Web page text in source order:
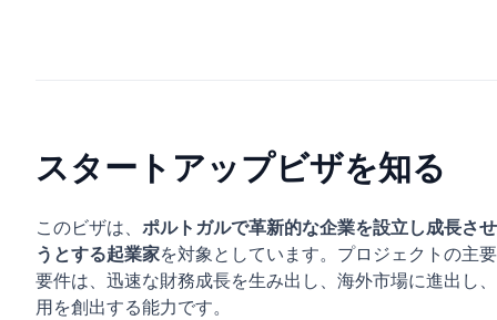
スタートアップビザを知る
このビザは、 ポルトガルで革新的な企業を設立し成長さ
うとする起業家を対象としています。プロジェクトの主
要件は、迅速な財務成長を生み出し、海外市場に進出し
用を創出する能力です。